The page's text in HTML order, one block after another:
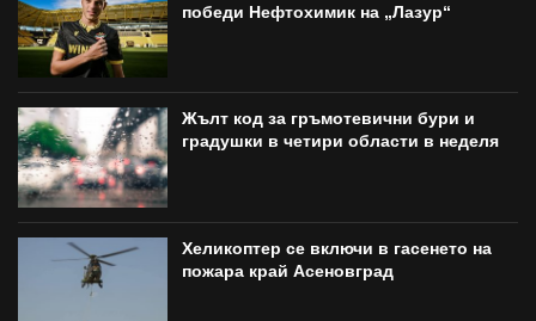
победи Нефтохимик на „Лазур“
Жълт код за гръмотевични бури и
градушки в четири области в неделя
Хеликоптер се включи в гасенето на
пожара край Асеновград